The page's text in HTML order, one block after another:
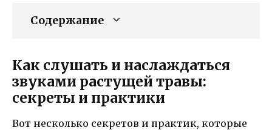
Содержание
Как слушать и наслаждаться
звуками растущей травы:
секреты и практики
Вот несколько секретов и практик, которые